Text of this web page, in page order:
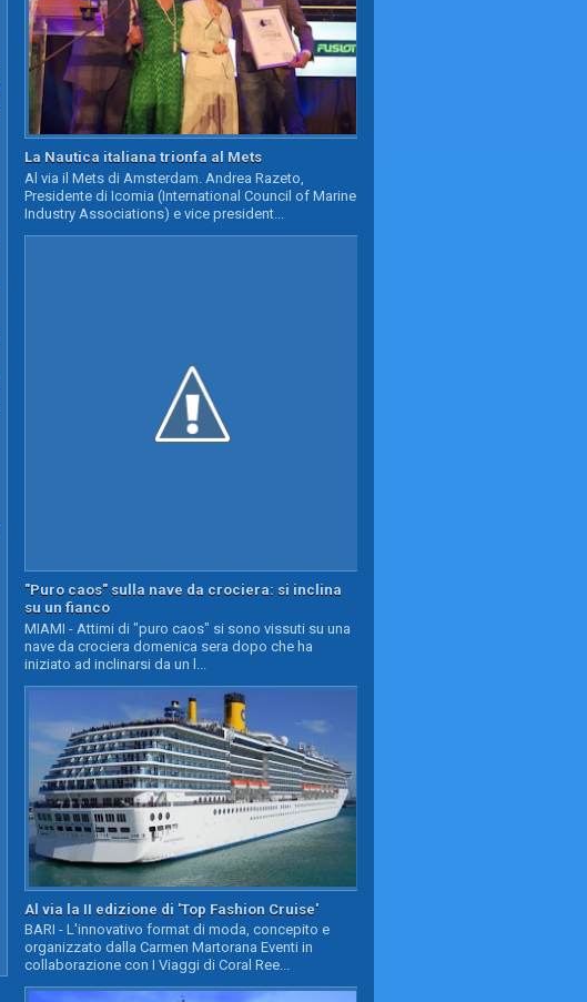
La Nautica italiana trionfa al Mets
Al via il Mets di Amsterdam. Andrea Razeto,
Presidente di Icomia (International Council of Marine
Industry Associations) e vice president...
"Puro caos" sulla nave da crociera: si inclina
su un fianco
MIAMI - Attimi di "puro caos" si sono vissuti su una
nave da crociera domenica sera dopo che ha
iniziato ad inclinarsi da un l...
Al via la II edizione di 'Top Fashion Cruise'
BARI - L'innovativo format di moda, concepito e
organizzato dalla Carmen Martorana Eventi in
collaborazione con I Viaggi di Coral Ree...